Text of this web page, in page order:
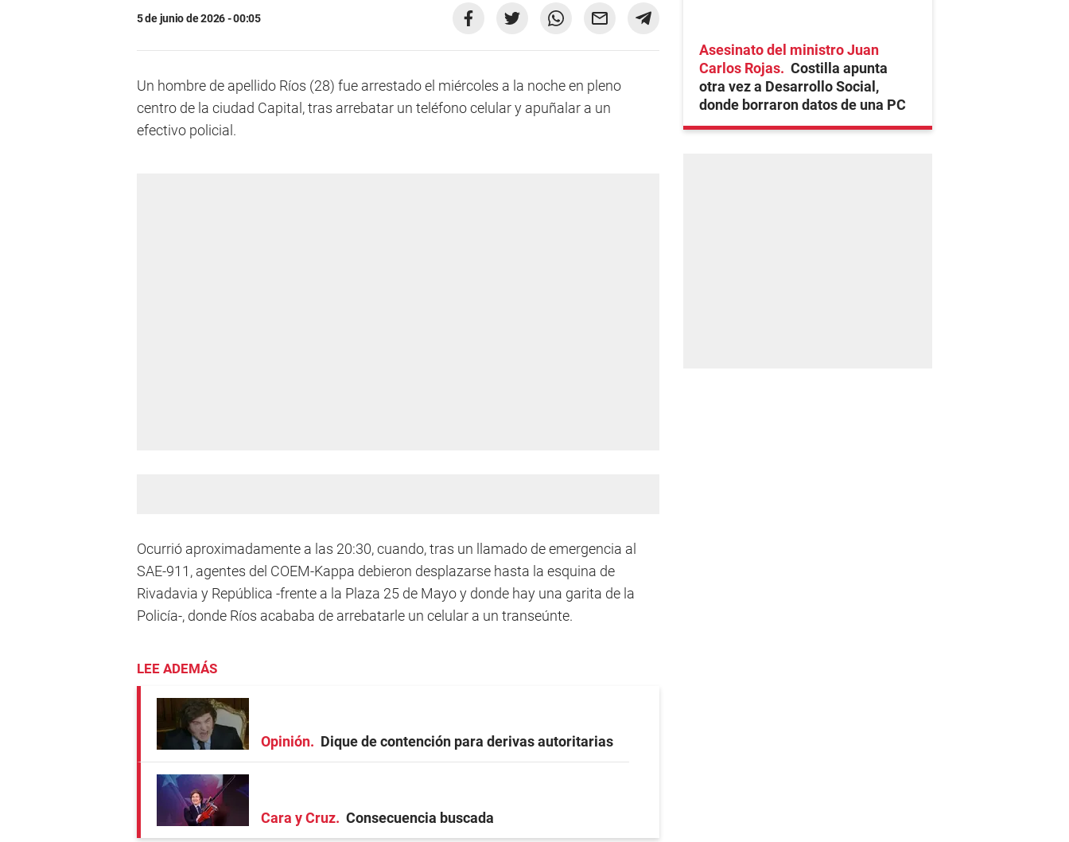
5 de junio de 2026 - 00:05
Un hombre de apellido Ríos (28) fue arrestado el miércoles a la noche en pleno
centro de la ciudad Capital, tras arrebatar un teléfono celular y apuñalar a un
efectivo policial.
Ocurrió aproximadamente a las 20:30, cuando, tras un llamado de emergencia al
SAE-911, agentes del COEM-Kappa debieron desplazarse hasta la esquina de
Rivadavia y República -frente a la Plaza 25 de Mayo y donde hay una garita de la
Policía-, donde Ríos acababa de arrebatarle un celular a un transeúnte.
LEE ADEMÁS
Opinión Dique de contención para derivas autoritarias
Cara y Cruz Consecuencia buscada
Asesinato del ministro Juan
Carlos Rojas
Costilla apunta
otra vez a Desarrollo Social,
donde borraron datos de una PC